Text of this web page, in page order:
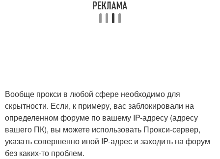
Вообще прокси в любой сфере необходимо для
скрытности. Если, к примеру, вас заблокировали на
определенном форуме по вашему IP-адресу (адресу
вашего ПК), вы можете использовать Прокси-сервер,
указать совершенно иной IP-адрес и заходить на форум
без каких-то проблем.